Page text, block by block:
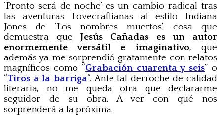
‘Pronto será de noche’ es un cambio radical tras
las aventuras Lovecraftianas al estilo Indiana
Jones de ‘Los nombres muertos’, cosa que
demuestra que Jesús Cañadas es un autor
enormemente versátil e imaginativo, que
además ya me sorprendió gratamente con relatos
magníficos como “Grabación cuarenta y seis” o
“Tiros a la barriga“. Ante tal derroche de calidad
literaria, no me queda otra que declararme
seguidor de su obra. A ver con qué nos
sorprenderá a la próxima.